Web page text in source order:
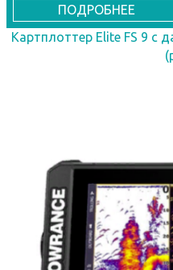
ПОДРОБНЕЕ
Картплоттер Elite FS 9 с